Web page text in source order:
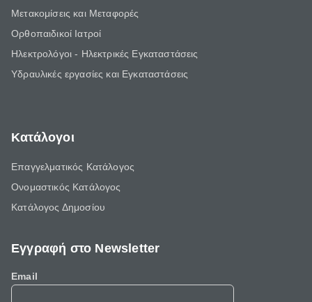
Μετακομίσεις και Μεταφορές
Ορθοπαιδικοί Ιατροί
Ηλεκτρολόγοι - Ηλεκτρικές Εγκαταστάσεις
Υδραυλικές εργασίες και Εγκαταστάσεις
Κατάλογοι
Επαγγελματικός Κατάλογος
Ονομαστικός Κατάλογος
Κατάλογος Δημοσίου
Εγγραφή στο Newsletter
Email